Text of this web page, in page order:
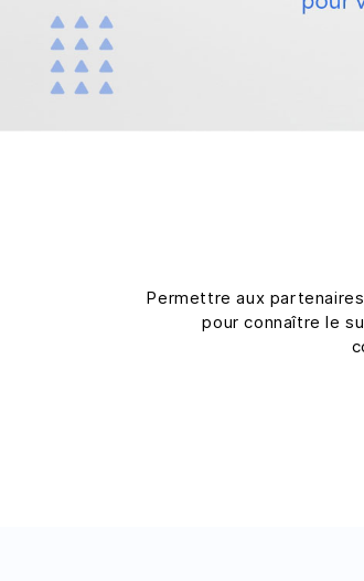
Permettre aux
pour connaître le